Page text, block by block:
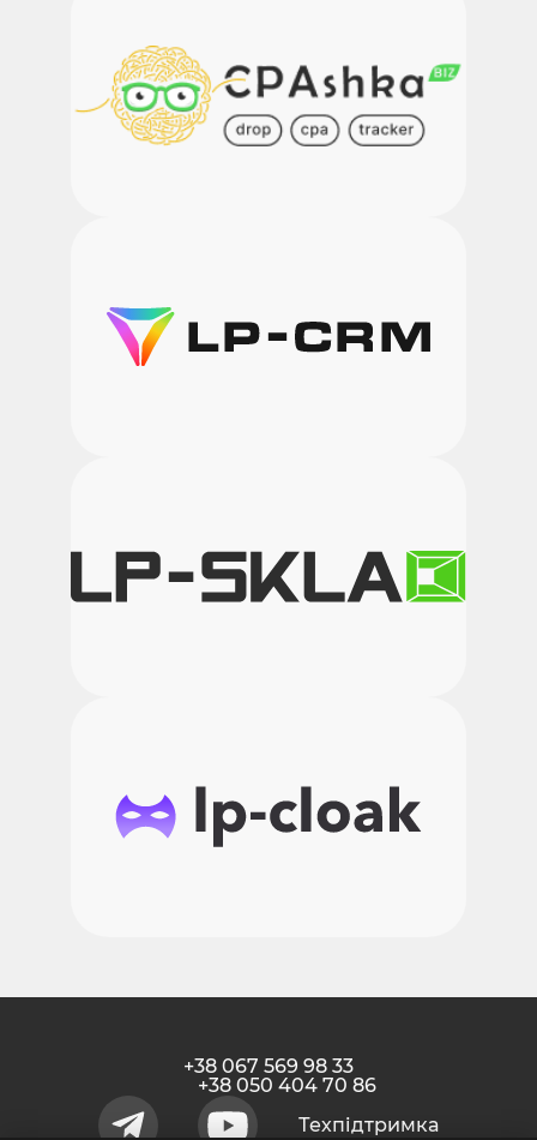
+38 067 569 98 33
+38 050 404 70 86
Техпідтримкa